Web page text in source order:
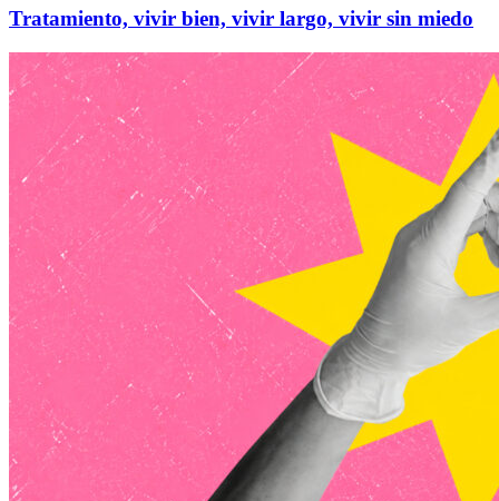
Tratamiento, vivir bien, vivir largo, vivir sin miedo